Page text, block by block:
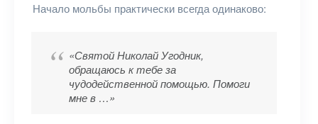
Начало мольбы практически всегда одинаково:
«Святой Николай Угодник,
обращаюсь к тебе за
чудодейственной помощью. Помоги
мне в …»